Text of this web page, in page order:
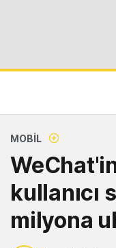
MOBIL
kullanıcı
milyona